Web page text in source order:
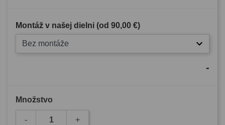
Montáž v našej dielni (od 90,00 €)
Bez montáže
-
Množstvo
- +